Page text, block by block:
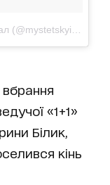
«1+1»
Білик,
кінь